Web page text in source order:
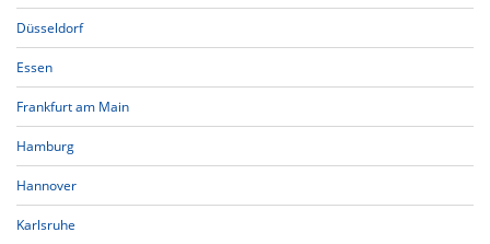
Düsseldorf
Essen
Frankfurt am Main
Hamburg
Hannover
Karlsruhe